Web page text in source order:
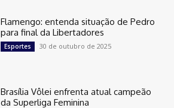
Flamengo: entenda situação de Pedro
para final da Libertadores
Esportes 30 de outubro de 2025
Brasília Vôlei enfrenta atual campeão
da Superliga Feminina